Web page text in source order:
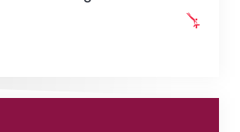
ab 1. August 2026